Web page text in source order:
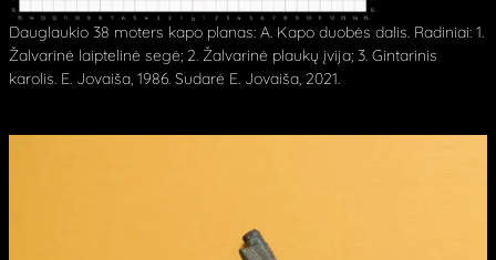
Dauglaukio 38 moters kapo planas: A. Kapo duobės dalis. Radiniai: 1.
Žalvarinė laiptelinė segė; 2. Žalvarinė plaukų įvija; 3. Gintarinis
karolis. E. Jovaiša, 1986. Sudarė E. Jovaiša, 2021.